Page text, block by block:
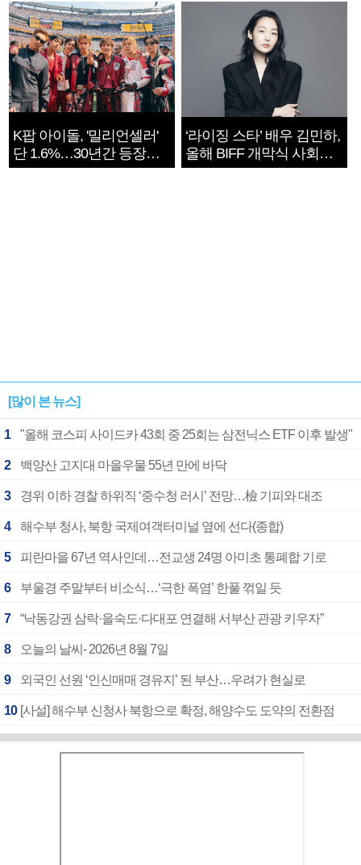
K팝 아이돌, '밀리언셀러'
단 1.6%…30년간 등장
1182개팀 전수조사
‘라이징 스타’ 배우 김민하,
올해 BIFF 개막식 사회자
확정
[많이 본 뉴스]
1 "올해 코스피 사이드카 43회 중 25회는 삼전닉스 ETF 이후 발생"
2 백양산 고지대 마을우물 55년 만에 바닥
3 경위 이하 경찰 하위직 ‘중수청 러시’ 전망…檢 기피와 대조
4 해수부 청사, 북항 국제여객터미널 옆에 선다(종합)
5 피란마을 67년 역사인데…전교생 24명 아미초 통폐합 기로
6 부울경 주말부터 비소식…‘극한 폭염’ 한풀 꺾일 듯
7 “낙동강권 삼락·을숙도·다대포 연결해 서부산 관광 키우자”
8 오늘의 날씨- 2026년 8월 7일
9 외국인 선원 ‘인신매매 경유지’ 된 부산…우려가 현실로
10 [사설] 해수부 신청사 북항으로 확정, 해양수도 도약의 전환점